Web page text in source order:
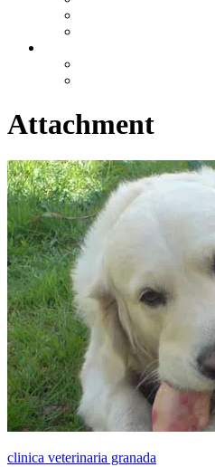
Attachment
clinica veterinaria granada